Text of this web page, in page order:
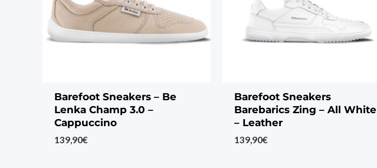
Barefoot Sneakers – Be
Lenka Champ 3.0 –
Cappuccino
139,90€
Barefoot Sneakers
Barebarics Zing – All White
– Leather
139,90€